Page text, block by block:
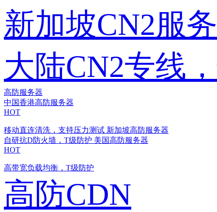
新加坡CN2服
大陆CN2专线
高防服务器
中国香港高防服务器
HOT
移动直连清洗，支持压力测试 新加坡高防服务器
自研抗D防火墙，T级防护 美国高防服务器
HOT
高带宽负载均衡，T级防护
高防CDN